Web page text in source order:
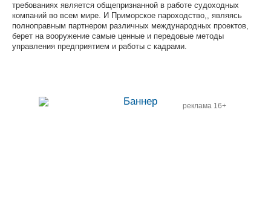
требованиях является общепризнанной в работе судоходных
компаний во всем мире. И Приморское пароходство,, являясь
полноправным партнером различных международных проектов,
берет на вооружение самые ценные и передовые методы
управления предприятием и работы с кадрами.
реклама 16+